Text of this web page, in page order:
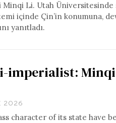
Li. Utah Üniversitesinde
içinde Çin’in konumuna,
yanıtladı.
2026
character of its state have